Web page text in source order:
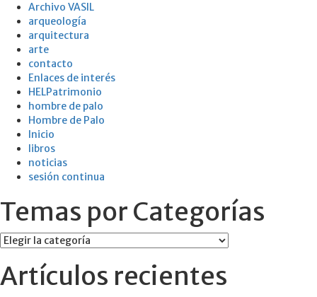
Archivo VASIL
arqueología
arquitectura
arte
contacto
Enlaces de interés
HELPatrimonio
hombre de palo
Hombre de Palo
Inicio
libros
noticias
sesión continua
Temas por Categorías
Temas
Categorías
Artículos recientes